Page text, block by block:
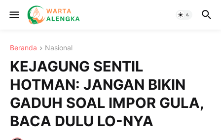
Beranda Nasional
KEJAGUNG SENTIL
HOTMAN: JANGAN BIKIN
GADUH SOAL IMPOR GULA,
BACA DULU LO-NYA